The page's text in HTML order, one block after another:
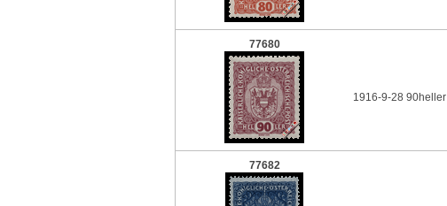
77680
1916-9-28 90heller
77682